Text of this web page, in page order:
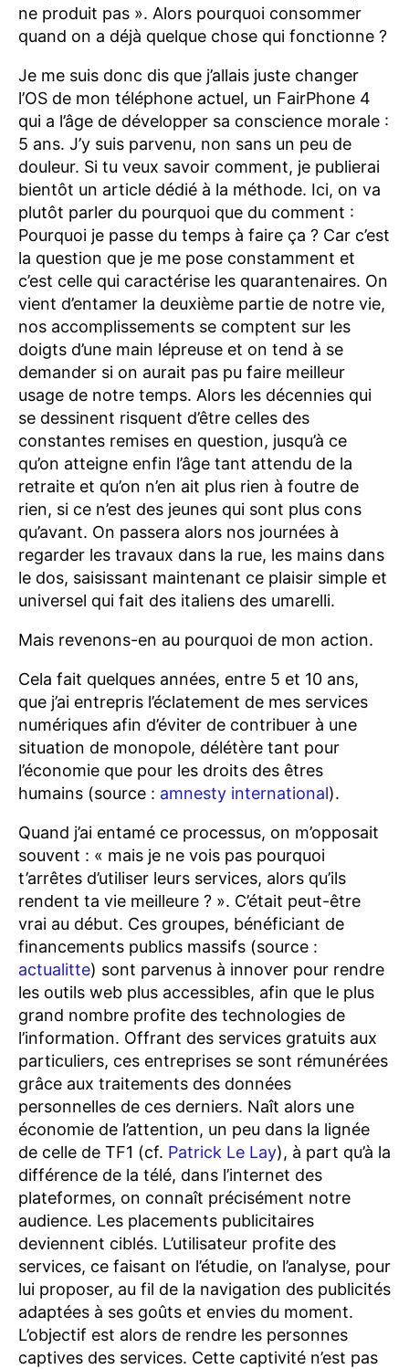
ne produit pas ». Alors pourquoi consommer
quand on a déjà quelque chose qui fonctionne ?
Je me suis donc dis que j’allais juste changer
l’OS de mon téléphone actuel, un FairPhone 4
qui a l’âge de développer sa conscience morale :
5 ans. J’y suis parvenu, non sans un peu de
douleur. Si tu veux savoir comment, je publierai
bientôt un article dédié à la méthode. Ici, on va
plutôt parler du pourquoi que du comment :
Pourquoi je passe du temps à faire ça ? Car c’est
la question que je me pose constamment et
c’est celle qui caractérise les quarantenaires. On
vient d’entamer la deuxième partie de notre vie,
nos accomplissements se comptent sur les
doigts d’une main lépreuse et on tend à se
demander si on aurait pas pu faire meilleur
usage de notre temps. Alors les décennies qui
se dessinent risquent d’être celles des
constantes remises en question, jusqu’à ce
qu’on atteigne enfin l’âge tant attendu de la
retraite et qu’on n’en ait plus rien à foutre de
rien, si ce n’est des jeunes qui sont plus cons
qu’avant. On passera alors nos journées à
regarder les travaux dans la rue, les mains dans
le dos, saisissant maintenant ce plaisir simple et
universel qui fait des italiens des umarelli.
Mais revenons-en au pourquoi de mon action.
Cela fait quelques années, entre 5 et 10 ans,
que j’ai entrepris l’éclatement de mes services
numériques afin d’éviter de contribuer à une
situation de monopole, délétère tant pour
l’économie que pour les droits des êtres
humains (source : amnesty international).
Quand j’ai entamé ce processus, on m’opposait
souvent : « mais je ne vois pas pourquoi
t’arrêtes d’utiliser leurs services, alors qu’ils
rendent ta vie meilleure ? ». C’était peut-être
vrai au début. Ces groupes, bénéficiant de
financements publics massifs (source :
actualitte) sont parvenus à innover pour rendre
les outils web plus accessibles, afin que le plus
grand nombre profite des technologies de
l’information. Offrant des services gratuits aux
particuliers, ces entreprises se sont rémunérées
grâce aux traitements des données
personnelles de ces derniers. Naît alors une
économie de l’attention, un peu dans la lignée
de celle de TF1 (cf. Patrick Le Lay), à part qu’à la
différence de la télé, dans l’internet des
plateformes, on connaît précisément notre
audience. Les placements publicitaires
deviennent ciblés. L’utilisateur profite des
services, ce faisant on l’étudie, on l’analyse, pour
lui proposer, au fil de la navigation des publicités
adaptées à ses goûts et envies du moment.
L’objectif est alors de rendre les personnes
captives des services. Cette captivité n’est pas